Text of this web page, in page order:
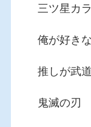
三ツ星カ
俺が好き
推しが武
鬼滅の刃